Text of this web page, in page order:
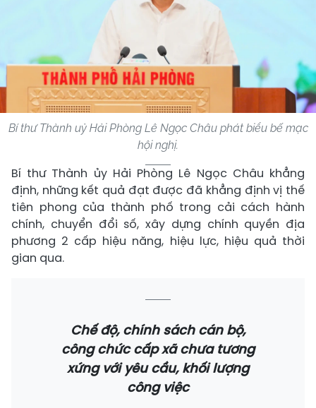
Bí thư Thành uỷ Hải Phòng Lê Ngọc Châu phát biểu bế mạc
hội nghị.
Bí thư Thành ủy Hải Phòng Lê Ngọc Châu khẳng
định, những kết quả đạt được đã khẳng định vị thế
tiên phong của thành phố trong cải cách hành
chính, chuyển đổi số, xây dựng chính quyền địa
phương 2 cấp hiệu năng, hiệu lực, hiệu quả thời
gian qua.
Chế độ, chính sách cán bộ,
công chức cấp xã chưa tương
xứng với yêu cầu, khối lượng
công việc